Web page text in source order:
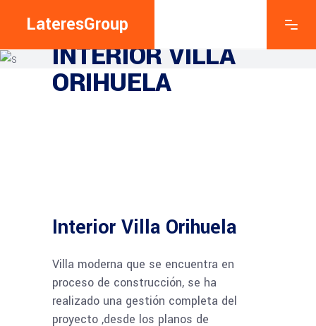
LateresGroup
LATERESGROUP
INTERIOR VILLA
ORIHUELA
Interior Villa Orihuela
Villa moderna que se encuentra en
proceso de construcción, se ha
realizado una gestión completa del
proyecto ,desde los planos de